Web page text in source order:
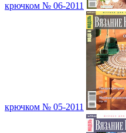
крючком № 06-2011
крючком № 05-2011